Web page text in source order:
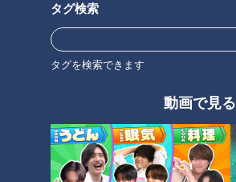
タグ検索
タグを検索できます
動画で見る
オススメ関連コンテンツ
二遊間そろそろ決めて！立浪ド